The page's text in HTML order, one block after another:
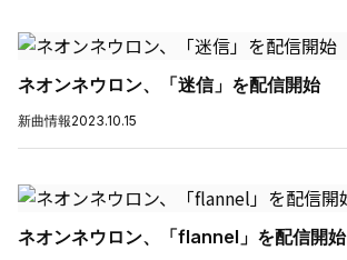
ネオンネウロン、「迷信」を配信開始
新曲情報2023.10.15
ネオンネウロン、「flannel」を配信開始